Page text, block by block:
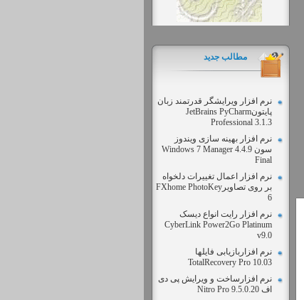
مطالب جديد
نرم افزار ویرایشگر قدرتمند زبان
پایتونJetBrains PyCharm
Professional 3.1.3
نرم افزار بهینه سازی ویندوز
سون Windows 7 Manager 4.4.9
Final
نرم افزار اعمال تغییرات دلخواه
بر روی تصاویرFXhome PhotoKey
6
نرم افزار رایت انواع دیسک
CyberLink Power2Go Platinum
v9.0
نرم افزاربازیابی فایلها
TotalRecovery Pro 10.03
نرم افزارساخت و ویرایش پی دی
اف Nitro Pro 9.5.0.20